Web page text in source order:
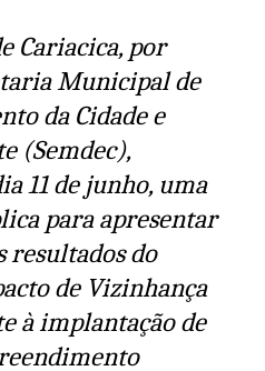
Cariacica, por
Municipal de
da Cidade e
(Semdec),
11 de junho, uma
para apresentar
resultados do
de Vizinhança
à implantação de